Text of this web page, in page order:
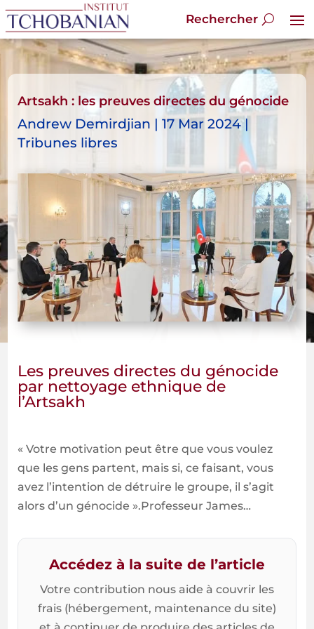
Artsakh : les preuves directes du génocide
Andrew Demirdjian | 17 Mar 2024 |
Tribunes libres
Les preuves directes du génocide
par nettoyage ethnique de
l’Artsakh
« Votre motivation peut être que vous voulez
que les gens partent, mais si, ce faisant, vous
avez l’intention de détruire le groupe, il s’agit
alors d’un génocide ».Professeur James…
Accédez à la suite de l’article
Votre contribution nous aide à couvrir les
frais (hébergement, maintenance du site)